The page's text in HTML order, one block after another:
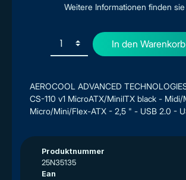
AEROCOOL ADVANCED
CS-110 v1 MicroATX/MiniITX black -
Micro/Mini/Flex-ATX - 2,5 " - USB 2.0 -
Produktnummer
25N35135
Ean
Weitere Informationen finden sie
In den Warenkorb